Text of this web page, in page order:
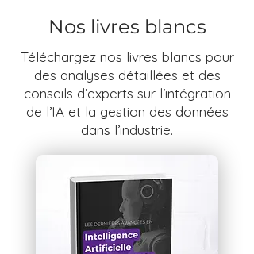
Nos livres blancs
Téléchargez nos livres blancs pour
des analyses détaillées et des
conseils d’experts sur l’intégration
de l’IA et la gestion des données
dans l’industrie.